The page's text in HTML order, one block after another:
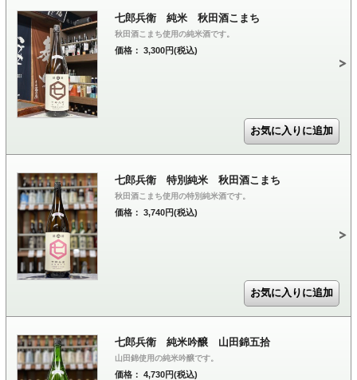
七郎兵衛 純米 秋田酒こまち
秋田酒こまち使用の純米酒です。
価格： 3,300円(税込)
七郎兵衛 特別純米 秋田酒こまち
秋田酒こまち使用の特別純米酒です。
価格： 3,740円(税込)
七郎兵衛 純米吟醸 山田錦五拾
山田錦使用の純米吟醸です。
価格： 4,730円(税込)